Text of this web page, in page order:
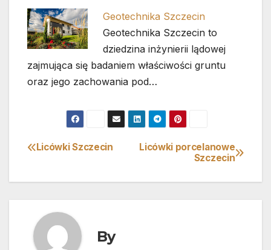
Geotechnika Szczecin
Geotechnika Szczecin to
dziedzina inżynierii lądowej
zajmująca się badaniem właściwości gruntu
oraz jego zachowania pod…
Nawigacja
wpisu
Licówki porcelanowe
Szczecin
Licówki Szczecin
By